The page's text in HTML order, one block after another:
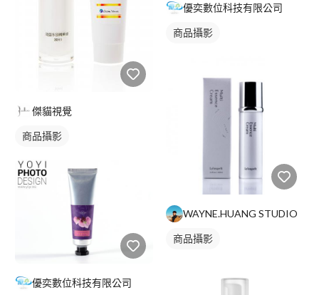
傑貓視覺
商品攝影
優奕數位科技有限公司
優奕數位科技有限公司
商品攝影
WAYNE.HUANG STUDIO
商品攝影